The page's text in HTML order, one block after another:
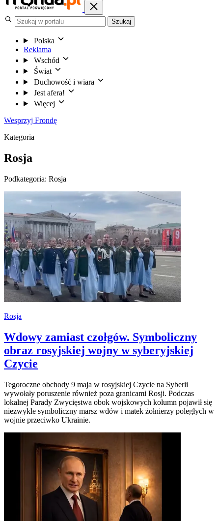
Szukaj
Polska
Reklama
Wschód
Świat
Duchowość i wiara
Jest afera!
Więcej
Wesprzyj Frondę
Kategoria
Rosja
Podkategoria: Rosja
Rosja
Wdowy zamiast czołgów. Symboliczny
obraz rosyjskiej wojny w syberyjskiej
Czycie
Tegoroczne obchody 9 maja w rosyjskiej Czycie na Syberii
wywołały poruszenie również poza granicami Rosji. Podczas
lokalnej Parady Zwycięstwa obok wojskowych kolumn pojawił się
niezwykle symboliczny marsz wdów i matek żołnierzy poległych w
wojnie przeciwko Ukrainie.